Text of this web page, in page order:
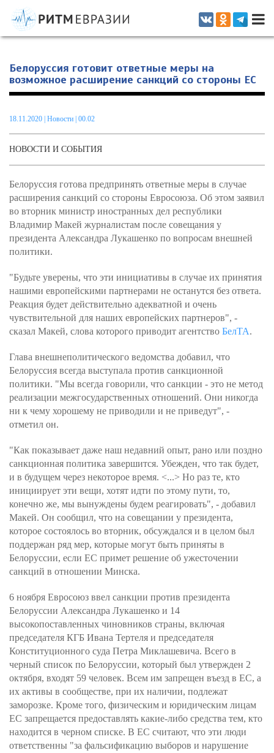
Информационно-аналитическое издание, посвященное актуальным
проблемам интеграции на постсоветском пространстве
Белоруссия готовит ответные меры на
возможное расширение санкций со стороны ЕС
18.11.2020 Новости | 00.02
НОВОСТИ И СОБЫТИЯ
Белоруссия готова предпринять ответные меры в случае
расширения санкций со стороны Евросоюза. Об этом заявил
во вторник министр иностранных дел республики
Владимир Макей журналистам после совещания у
президента Александра Лукашенко по вопросам внешней
политики.
"Будьте уверены, что эти инициативы в случае их принятия
нашими европейскими партнерами не останутся без ответа.
Реакция будет действительно адекватной и очень
чувствительной для наших европейских партнеров", -
сказал Макей, слова которого приводит агентство БелТА.
Глава внешнеполитического ведомства добавил, что
Белоруссия всегда выступала против санкционной
политики. "Мы всегда говорили, что санкции - это не метод
реализации межгосударственных отношений. Они никогда
ни к чему хорошему не приводили и не приведут", -
отметил он.
"Как показывает даже наш недавний опыт, рано или поздно
санкционная политика завершится. Убежден, что так будет,
и в будущем через некоторое время. <...> Но раз те, кто
инициирует эти вещи, хотят идти по этому пути, то,
конечно же, мы вынуждены будем реагировать", - добавил
Макей. Он сообщил, что на совещании у президента,
которое состоялось во вторник, обсуждался и в целом был
поддержан ряд мер, которые могут быть приняты в
Белоруссии, если ЕС примет решение об ужесточении
санкций в отношении Минска.
6 ноября Евросоюз ввел санкции против президента
Белоруссии Александра Лукашенко и 14
высокопоставленных чиновников страны, включая
председателя КГБ Ивана Тертеля и председателя
Конституционного суда Петра Миклашевича. Всего в
черный список по Белоруссии, который был утвержден 2
октября, входят 59 человек. Всем им запрещен въезд в ЕС, а
их активы в сообществе, при их наличии, подлежат
заморозке. Кроме того, физическим и юридическим лицам
ЕС запрещается предоставлять какие-либо средства тем, кто
находится в черном списке. В ЕС считают, что эти люди
ответственны "за фальсификацию выборов и нарушение